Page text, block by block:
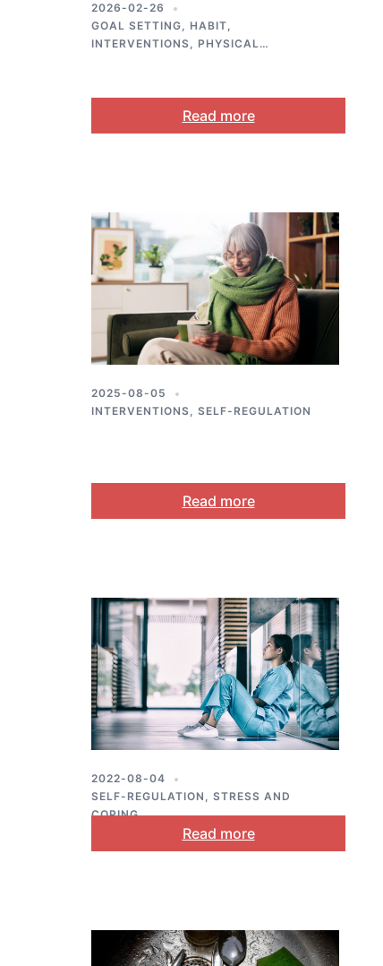
2026-02-26
GOAL SETTING, HABIT,
INTERVENTIONS, PHYSICAL
Read more
2025-08-05
INTERVENTIONS, SELF-REGULATION
Read more
2022-08-04
SELF-REGULATION , STRESS AND
COPING
Read more